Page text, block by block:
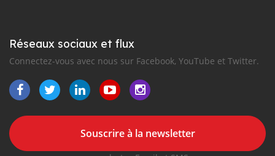
Réseaux sociaux et flux
Connectez-vous avec nous sur Facebook, YouTube et Twitter.
Souscrire à la newsletter